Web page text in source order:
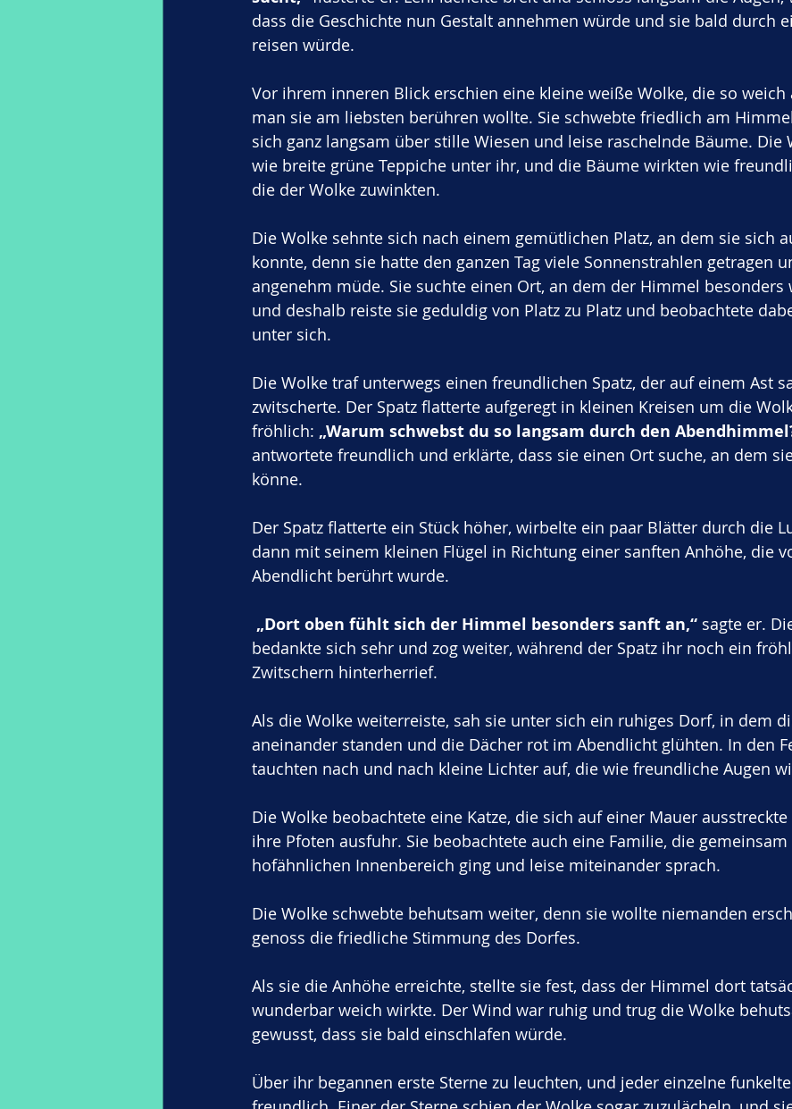
dass die Geschichte nun Gestalt annehmen würde und sie bald durch
reisen würde.
Vor ihrem inneren Blick erschien eine kleine weiße Wolke, die so weich
man sie am liebsten berühren wollte. Sie schwebte friedlich am
sich ganz langsam über stille Wiesen und leise raschelnde Bäume. Die
wie breite grüne Teppiche unter ihr, und die Bäume wirkten wie
die der Wolke zuwinkten.
Die Wolke sehnte sich nach einem gemütlichen Platz, an dem sie sich
konnte, denn sie hatte den ganzen Tag viele Sonnenstrahlen getragen
angenehm müde. Sie suchte einen Ort, an dem der Himmel besonders
und deshalb reiste sie geduldig von Platz zu Platz und beobachtete
unter sich.
Die Wolke traf unterwegs einen freundlichen Spatz, der auf einem Ast
zwitscherte. Der Spatz flatterte aufgeregt in kleinen Kreisen um die
fröhlich: „Warum schwebst du so langsam durch den
antwortete freundlich und erklärte, dass sie einen Ort suche, an dem
könne.
Der Spatz flatterte ein Stück höher, wirbelte ein paar Blätter durch die
dann mit seinem kleinen Flügel in Richtung einer sanften Anhöhe, die
Abendlicht berührt wurde.
„Dort oben fühlt sich der Himmel besonders sanft an,“ sagte er.
bedankte sich sehr und zog weiter, während der Spatz ihr noch ein
Zwitschern hinterherrief.
Als die Wolke weiterreiste, sah sie unter sich ein ruhiges Dorf, in dem
aneinander standen und die Dächer rot im Abendlicht glühten. In den
tauchten nach und nach kleine Lichter auf, die wie freundliche Augen
Die Wolke beobachtete eine Katze, die sich auf einer Mauer
ihre Pfoten ausfuhr. Sie beobachtete auch eine Familie, die
hofähnlichen Innenbereich ging und leise miteinander sprach.
Die Wolke schwebte behutsam weiter, denn sie wollte niemanden
genoss die friedliche Stimmung des Dorfes.
Als sie die Anhöhe erreichte, stellte sie fest, dass der Himmel dort
wunderbar weich wirkte. Der Wind war ruhig und trug die Wolke
gewusst, dass sie bald einschlafen würde.
Über ihr begannen erste Sterne zu leuchten, und jeder einzelne